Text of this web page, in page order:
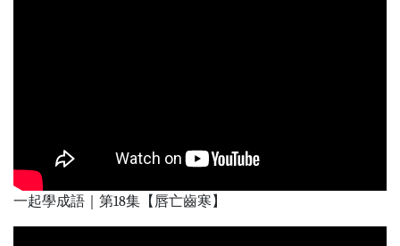
一起學成語｜第18集【唇亡齒寒】